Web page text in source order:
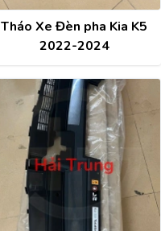
Tháo Xe Đèn pha Kia K5
2022-2024